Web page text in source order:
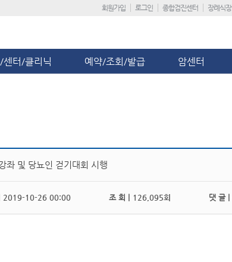
회원가입 로그인 종합검진센터 장례식장
센터/클리닉 예약/조회/발급 암센터
좌 및 당뇨인 걷기대회 시행
2019-10-26 00:00 조 회 | 126,095회 댓 글 |